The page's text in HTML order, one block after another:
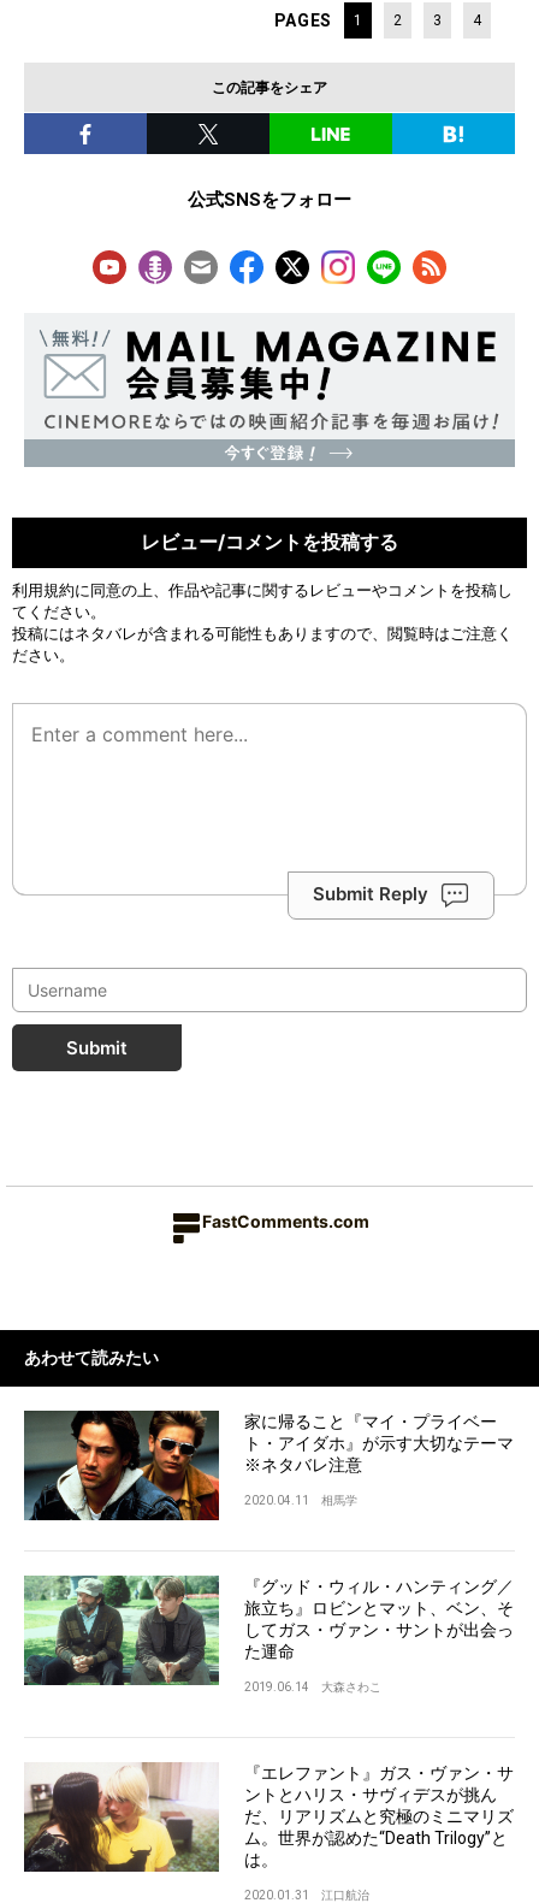
PAGES 1 2 3 4
この記事をシェア
公式SNSをフォロー
レビュー/コメントを投稿する
利用規約に同意の上、作品や記事に関するレビューやコメントを投稿し
てください。
投稿にはネタバレが含まれる可能性もありますので、閲覧時はご注意く
ださい。
Submit Reply
Submit
FastComments.com
あわせて読みたい
家に帰ること『マイ・プライベー
ト・アイダホ』が示す大切なテーマ
※ネタバレ注意
2020.04.11 相馬学
『グッド・ウィル・ハンティング／
旅立ち』ロビンとマット、ベン、そ
してガス・ヴァン・サントが出会っ
た運命
2019.06.14 大森さわこ
『エレファント』ガス・ヴァン・サ
ントとハリス・サヴィデスが挑ん
だ、リアリズムと究極のミニマリズ
ム。世界が認めた“Death Trilogy”と
は。
2020.01.31 江口航治